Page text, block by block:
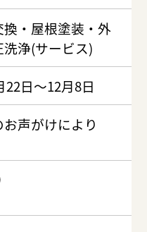
・屋根塗装・外
浄(サービス)
22日～12月8日
声がけにより